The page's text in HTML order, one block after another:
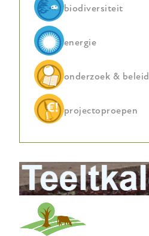
biodiversiteit
energie
onderzoek & beleid
projectoproepen